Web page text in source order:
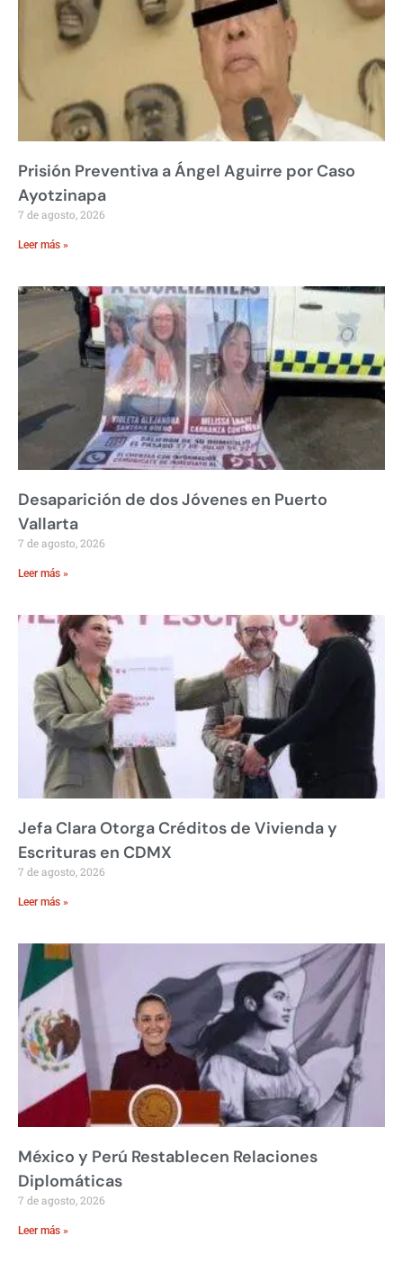
Prisión Preventiva a Ángel Aguirre por Caso
Ayotzinapa
7 de agosto, 2026
Leer más »
Desaparición de dos Jóvenes en Puerto
Vallarta
7 de agosto, 2026
Leer más »
Jefa Clara Otorga Créditos de Vivienda y
Escrituras en CDMX
7 de agosto, 2026
Leer más »
México y Perú Restablecen Relaciones
Diplomáticas
7 de agosto, 2026
Leer más »